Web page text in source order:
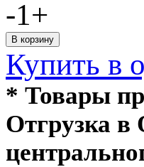
-1+
Купить в
* Товары
Отгрузка в